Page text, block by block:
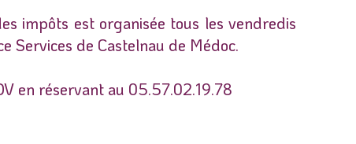
impôts est organisée tous les vendredis
Services de Castelnau de Médoc.
en réservant au 05.57.02.19.78